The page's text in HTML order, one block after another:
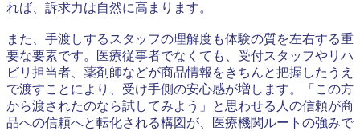
れば、訴求力は自然に高まります。
また、手渡しするスタッフの理解度も体験の質を左右する重
要な要素です。医療従事者でなくても、受付スタッフやリハ
ビリ担当者、薬剤師などが商品情報をきちんと把握したうえ
で渡すことにより、受け手側の安心感が増します。「この方
から渡されたのなら試してみよう」と思わせる人の信頼が商
品への信頼へと転化される構図が、医療機関ルートの強みで